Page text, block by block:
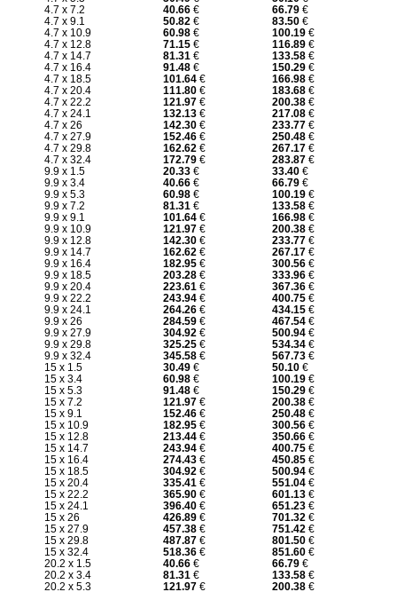
4.7 x 7.2
40.66€ 66.79€
4.7 x 9.1
50.82€ 83.50€
4.7 x 10.9
60.98€ 100.19€
4.7 x 12.8
71.15€ 116.89€
4.7 x 14.7
81.31€ 133.58€
4.7 x 16.4
91.48€ 150.29€
4.7 x 18.5
101.64€ 166.98€
4.7 x 20.4
111.80€ 183.68€
4.7 x 22.2
121.97€ 200.38€
4.7 x 24.1
132.13€ 217.08€
4.7 x 26
142.30€ 233.77€
4.7 x 27.9
152.46€ 250.48€
4.7 x 29.8
162.62€ 267.17€
4.7 x 32.4
172.79€ 283.87€
9.9 x 1.5
20.33€ 33.40€
9.9 x 3.4
40.66€ 66.79€
9.9 x 5.3
60.98€ 100.19€
9.9 x 7.2
81.31€ 133.58€
9.9 x 9.1
101.64€ 166.98€
9.9 x 10.9
121.97€ 200.38€
9.9 x 12.8
142.30€ 233.77€
9.9 x 14.7
162.62€ 267.17€
9.9 x 16.4
182.95€ 300.56€
9.9 x 18.5
203.28€ 333.96€
9.9 x 20.4
223.61€ 367.36€
9.9 x 22.2
243.94€ 400.75€
9.9 x 24.1
264.26€ 434.15€
9.9 x 26
284.59€ 467.54€
9.9 x 27.9
304.92€ 500.94€
9.9 x 29.8
325.25€ 534.34€
9.9 x 32.4
345.58€ 567.73€
15 x 1.5
30.49€ 50.10€
15 x 3.4
60.98€ 100.19€
15 x 5.3
91.48€ 150.29€
15 x 7.2
121.97€ 200.38€
15 x 9.1
152.46€ 250.48€
15 x 10.9
182.95€ 300.56€
15 x 12.8
213.44€ 350.66€
15 x 14.7
243.94€ 400.75€
15 x 16.4
274.43€ 450.85€
15 x 18.5
304.92€ 500.94€
15 x 20.4
335.41€ 551.04€
15 x 22.2
365.90€ 601.13€
15 x 24.1
396.40€ 651.23€
15 x 26
426.89€ 701.32€
15 x 27.9
457.38€ 751.42€
15 x 29.8
487.87€ 801.50€
15 x 32.4
518.36€ 851.60€
20.2 x 1.5
40.66€ 66.79€
20.2 x 3.4
81.31€ 133.58€
20.2 x 5.3
121.97€ 200.38€